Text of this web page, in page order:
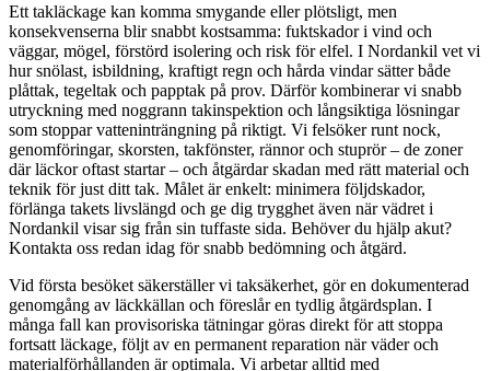
Ett takläckage kan komma smygande eller plötsligt, men
konsekvenserna blir snabbt kostsamma: fuktskador i vind och
väggar, mögel, förstörd isolering och risk för elfel. I Nordankil vet vi
hur snölast, isbildning, kraftigt regn och hårda vindar sätter både
plåttak, tegeltak och papptak på prov. Därför kombinerar vi snabb
utryckning med noggrann takinspektion och långsiktiga lösningar
som stoppar vatteninträngning på riktigt. Vi felsöker runt nock,
genomföringar, skorsten, takfönster, rännor och stuprör – de zoner
där läckor oftast startar – och åtgärdar skadan med rätt material och
teknik för just ditt tak. Målet är enkelt: minimera följdskador,
förlänga takets livslängd och ge dig trygghet även när vädret i
Nordankil visar sig från sin tuffaste sida. Behöver du hjälp akut?
Kontakta oss redan idag för snabb bedömning och åtgärd.
Vid första besöket säkerställer vi taksäkerhet, gör en dokumenterad
genomgång av läckkällan och föreslår en tydlig åtgärdsplan. I
många fall kan provisoriska tätningar göras direkt för att stoppa
fortsatt läckage, följt av en permanent reparation när väder och
materialförhållanden är optimala. Vi arbetar alltid med